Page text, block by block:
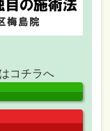
コチラへ